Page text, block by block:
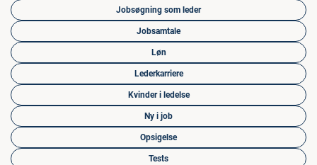
Jobsøgning som leder
Jobsamtale
Løn
Lederkarriere
Kvinder i ledelse
Ny i job
Opsigelse
Tests